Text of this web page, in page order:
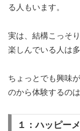
る人もいます。
実は、結構こっそ
楽しんでいる人は
ちょっとでも興味
のから体験するの
１：ハッピー